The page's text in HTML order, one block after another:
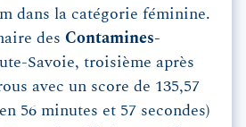
dans la catégorie féminine.
des Contamines-
Savoie, troisième après
avec un score de 135,57
56 minutes et 57 secondes)